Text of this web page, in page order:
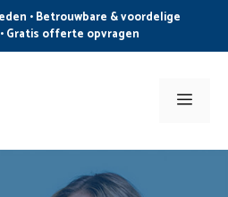
• Betrouwbare & voordelige
Gratis offerte opvragen
Menu